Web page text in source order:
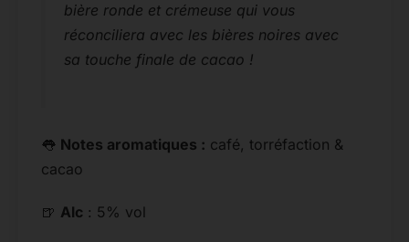
bière ronde et crémeuse qui vous
réconciliera avec les bières noires avec
sa touche finale de cacao !
👅 Notes aromatiques : café, torréfaction &
cacao
🍺 Alc : 5% vol